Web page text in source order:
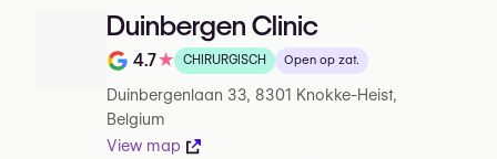
Duinbergen Clinic
Note de 4.7 sur 5 sur Google
4.7★ CHIRURGISCH Open op zat.
Duinbergenlaan 33, 8301 Knokke-Heist,
Belgium
View map